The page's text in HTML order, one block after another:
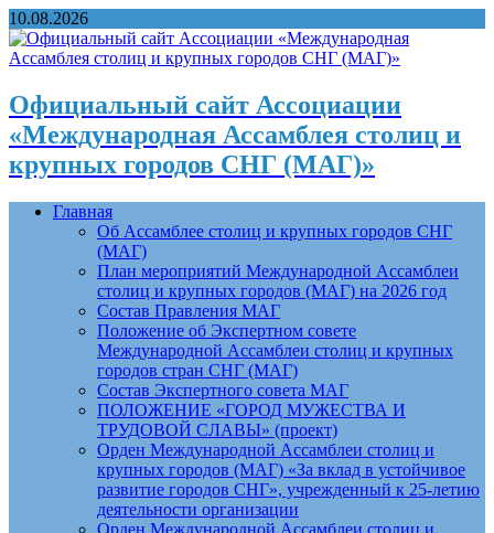
10.08.2026
Официальный сайт Ассоциации
«Международная Ассамблея столиц и
крупных городов СНГ (МАГ)»
Главная
Об Ассамблее столиц и крупных городов СНГ
(МАГ)
План мероприятий Международной Ассамблеи
столиц и крупных городов (МАГ) на 2026 год
Состав Правления МАГ
Положение об Экспертном совете
Международной Ассамблеи столиц и крупных
городов стран СНГ (МАГ)
Состав Экспертного совета МАГ
ПОЛОЖЕНИЕ «ГОРОД МУЖЕСТВА И
ТРУДОВОЙ СЛАВЫ» (проект)
Орден Международной Ассамблеи столиц и
крупных городов (МАГ) «За вклад в устойчивое
развитие городов СНГ», учрежденный к 25-летию
деятельности организации
Орден Международной Ассамблеи столиц и